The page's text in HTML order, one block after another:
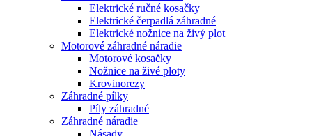
Elektrické ručné kosačky
Elektrické čerpadlá záhradné
Elektrické nožnice na živý plot
Motorové záhradné náradie
Motorové kosačky
Nožnice na živé ploty
Krovinorezy
Záhradné pílky
Píly záhradné
Záhradné náradie
Násady